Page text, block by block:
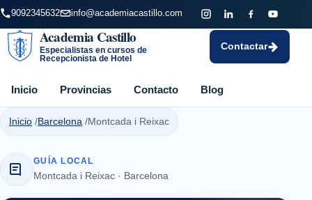
9092345632 info@academiacastillo.com
Academia Castillo
Especialistas en cursos de
Recepcionista de Hotel
Inicio Provincias Contacto Blog
Contactar
Inicio Barcelona Montcada i Reixac
GUÍA LOCAL
Montcada i Reixac · Barcelona